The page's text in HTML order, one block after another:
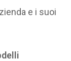
e i suoi